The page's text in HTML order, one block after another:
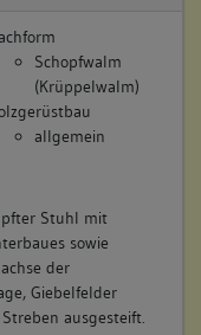
Schopfwalm
(Krüppelwalm)
allgemein
Stuhl mit
sowie
der
Giebelfelder
ausgesteift.